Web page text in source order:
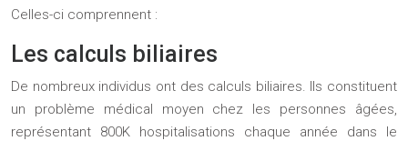
Celles-ci comprennent :
Les calculs biliaires
De nombreux individus ont des calculs biliaires. Ils constituent
un problème médical moyen chez les personnes âgées,
représentant 800K hospitalisations chaque année dans le